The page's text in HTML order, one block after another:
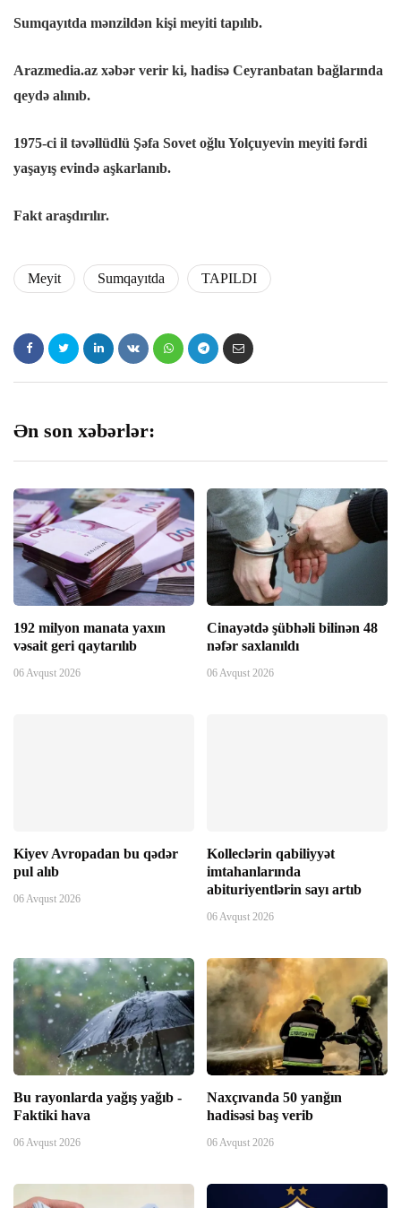
Sumqayıtda mənzildən kişi meyiti tapılıb.
Arazmedia.az xəbər verir ki, hadisə Ceyranbatan bağlarında
qeydə alınıb.
1975-ci il təvəllüdlü Şəfa Sovet oğlu Yolçuyevin meyiti fərdi
yaşayış evində aşkarlanıb.
Fakt araşdırılır.
Meyit Sumqayıtda TAPILDI
Ən son xəbərlər:
192 milyon manata yaxın
vəsait geri qaytarılıb
06 Avqust 2026
Cinayətdə şübhəli bilinən 48
nəfər saxlanıldı
06 Avqust 2026
Kiyev Avropadan bu qədər
pul alıb
06 Avqust 2026
Kolleclərin qabiliyyət
imtahanlarında
abituriyentlərin sayı artıb
06 Avqust 2026
Bu rayonlarda yağış yağıb -
Faktiki hava
06 Avqust 2026
Naxçıvanda 50 yanğın
hadisəsi baş verib
06 Avqust 2026